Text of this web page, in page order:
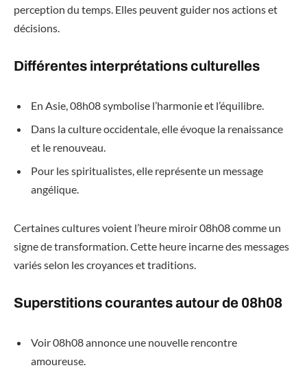
perception du temps. Elles peuvent guider nos actions et
décisions.
Différentes interprétations culturelles
En Asie, 08h08 symbolise l’harmonie et l’équilibre.
Dans la culture occidentale, elle évoque la renaissance
et le renouveau.
Pour les spiritualistes, elle représente un message
angélique.
Certaines cultures voient l’heure miroir 08h08 comme un
signe de transformation. Cette heure incarne des messages
variés selon les croyances et traditions.
Superstitions courantes autour de 08h08
Voir 08h08 annonce une nouvelle rencontre
amoureuse.